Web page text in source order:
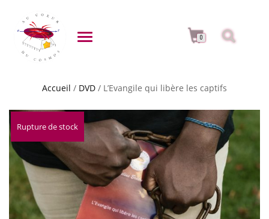
DÉPLIER LA NAVIGATION 0
Accueil / DVD / L’Evangile qui libère les captifs
Rupture de stock